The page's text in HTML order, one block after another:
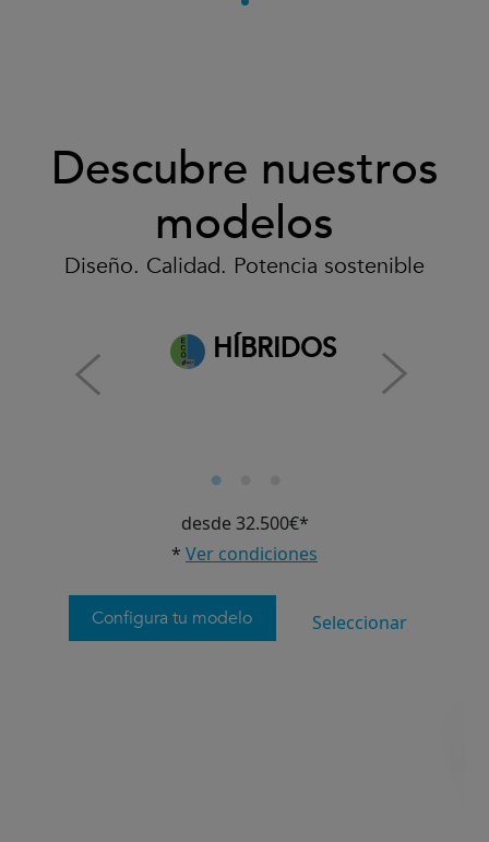
Descubre nuestros
modelos
Diseño. Calidad. Potencia sostenible
HÍBRIDOS
desde 32.500€*
* Ver condiciones
Configura tu modelo Seleccionar